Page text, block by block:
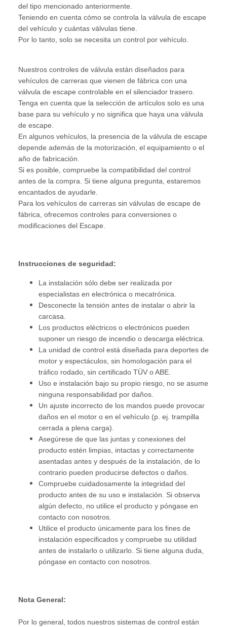
del tipo mencionado anteriormente.
Teniendo en cuenta cómo se controla la válvula de escape
del vehículo y cuántas válvulas tiene.
Por lo tanto, solo se necesita un control por vehículo.
Nuestros controles de válvula están diseñados para
vehículos de carreras que vienen de fábrica con una
válvula de escape controlable en el silenciador trasero.
Tenga en cuenta que la selección de artículos solo es una
base para su vehículo y no significa que haya una válvula
de escape.
En algunos vehículos, la presencia de la válvula de escape
depende además de la motorización, el equipamiento o el
año de fabricación.
Si es posible, compruebe la compatibilidad del control
antes de la compra. Si tiene alguna pregunta, estaremos
encantados de ayudarle.
Para los vehículos de carreras sin válvulas de escape de
fábrica, ofrecemos controles para conversiones o
modificaciones del Escape.
Instrucciones de seguridad:
La instalación sólo debe ser realizada por
especialistas en electrónica o mecatrónica.
Desconecte la tensión antes de instalar o abrir la
carcasa.
Los productos eléctricos o electrónicos pueden
suponer un riesgo de incendio o descarga eléctrica.
La unidad de control está diseñada para deportes de
motor y espectáculos, sin homologación para el
tráfico rodado, sin certificado TÜV o ABE.
Uso e instalación bajo su propio riesgo, no se asume
ninguna responsabilidad por daños.
Un ajuste incorrecto de los mandos puede provocar
daños en el motor o en el vehículo (p. ej. trampilla
cerrada a plena carga).
Asegúrese de que las juntas y conexiones del
producto estén limpias, intactas y correctamente
asentadas antes y después de la instalación, de lo
contrario pueden producirse defectos o daños.
Compruebe cuidadosamente la integridad del
producto antes de su uso e instalación. Si observa
algún defecto, no utilice el producto y póngase en
contacto con nosotros.
Utilice el producto únicamente para los fines de
instalación especificados y compruebe su utilidad
antes de instalarlo o utilizarlo. Si tiene alguna duda,
póngase en contacto con nosotros.
Nota General:
Por lo general, todos nuestros sistemas de control están